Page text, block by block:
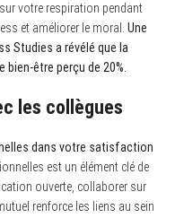
votre respiration pendant
et améliorer le moral. Une
Studies a révélé que la
être perçu de 20%.
les collègues
dans votre satisfaction
est un élément clé de
ouverte, collaborer sur
renforce les liens au sein